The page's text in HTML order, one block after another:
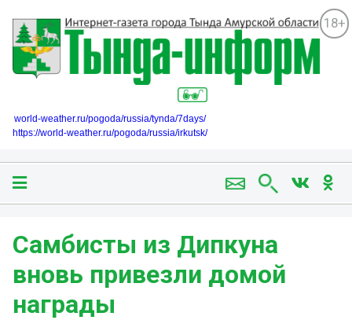
18+
world-weather.ru/pogoda/russia/tynda/7days/
https://world-weather.ru/pogoda/russia/irkutsk/
Самбисты из Дипкуна
вновь привезли домой
награды